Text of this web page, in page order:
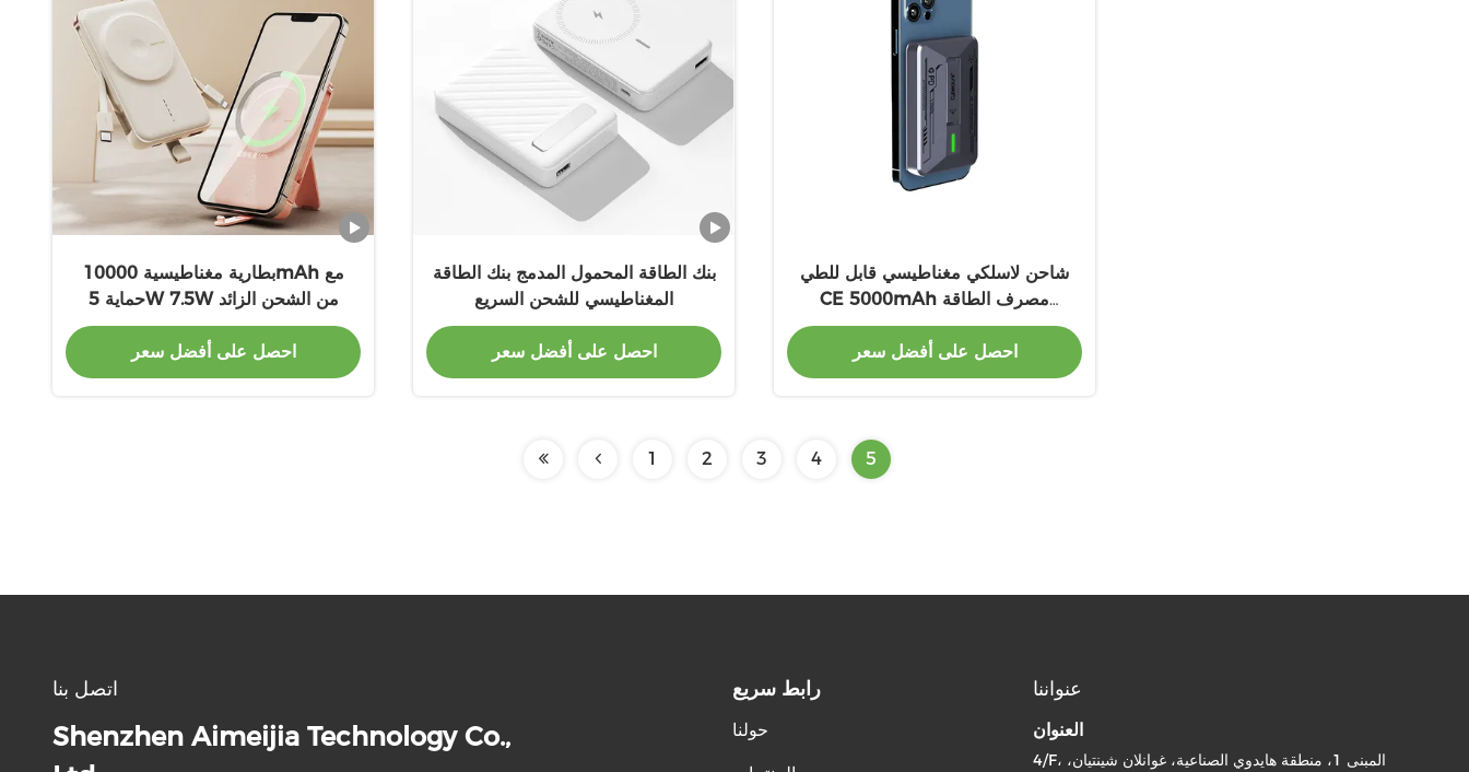
بطارية مغناطيسية 10000mAh مع
حماية 5W 7.5W من الشحن الزائد
احصل على أفضل سعر
بنك الطاقة المحمول المدمج بنك الطاقة
المغناطيسي للشحن السريع
احصل على أفضل سعر
شاحن لاسلكي مغناطيسي قابل للطي
CE 5000mAh مصرف الطاقة
المغناطيسي النوع C الخروج
احصل على أفضل سعر
1 2 3 4 5
اتصل بنا
Shenzhen Aimeijia Technology Co.,
رابط سريع
حولنا
عنواننا
العنوان
4/F، المبنى 1، منطقة هايدوي الصناعية، غوانلان شينتيان،